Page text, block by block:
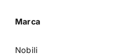
Marca
Nobili